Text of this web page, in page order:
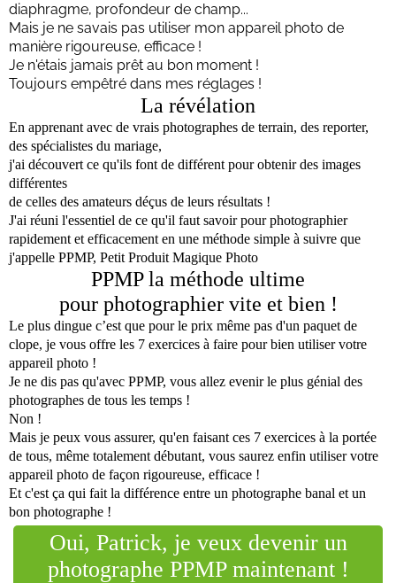
diaphragme, profondeur de champ...
Mais je ne savais pas utiliser mon appareil photo de
manière rigoureuse, efficace !
Je n'étais jamais prêt au bon moment !
Toujours empêtré dans mes réglages !
La révélation
En apprenant avec de vrais photographes de terrain, des reporter,
des spécialistes du mariage,
j'ai découvert ce qu'ils font de différent pour obtenir des images
différentes
de celles des amateurs déçus de leurs résultats !
J'ai réuni l'essentiel de ce qu'il faut savoir pour photographier
rapidement et efficacement en une méthode simple à suivre que
j'appelle PPMP, Petit Produit Magique Photo
PPMP la méthode ultime
pour photographier vite et bien !
Le plus dingue c’est que pour le prix même pas d'un paquet de
clope, je vous offre les 7 exercices à faire pour bien utiliser votre
appareil photo !
Je ne dis pas qu'avec PPMP, vous allez evenir le plus génial des
photographes de tous les temps !
Non !
Mais je peux vous assurer, qu'en faisant ces 7 exercices à la portée
de tous, même totalement débutant, vous saurez enfin utiliser votre
appareil photo de façon rigoureuse, efficace !
Et c'est ça qui fait la différence entre un photographe banal et un
bon photographe !
Oui, Patrick, je veux devenir un
photographe PPMP maintenant !